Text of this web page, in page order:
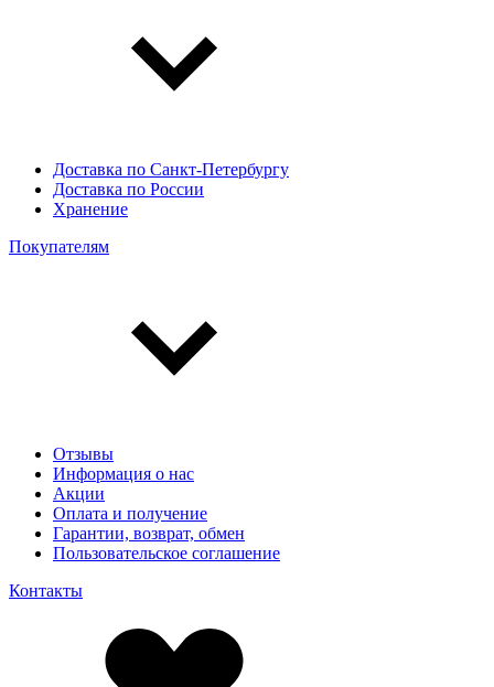
Доставка по Санкт-Петербургу
Доставка по России
Хранение
Покупателям
Отзывы
Информация о нас
Акции
Оплата и получение
Гарантии, возврат, обмен
Пользовательское соглашение
Контакты